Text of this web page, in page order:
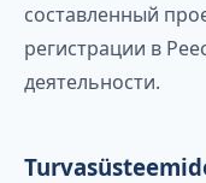
составленный
регистрации в
деятельности.